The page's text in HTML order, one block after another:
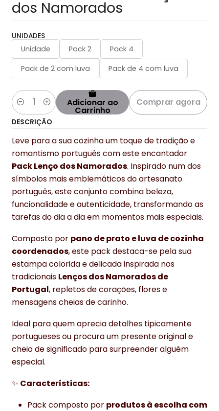
dos Namorados
UNIDADES
Unidade Pack 2
Pack 4
Pack de 2 com luva
Pack de 4 com luva
Quantidade Adicionar ao
Carrinho
Comprar agora
DESCRIÇÃO
Leve para a sua cozinha um toque de tradição e
romantismo português com este encantador
Pack Lenço dos Namorados. Inspirado num dos
símbolos mais emblemáticos do artesanato
português, este conjunto combina beleza,
funcionalidade e autenticidade, transformando as
tarefas do dia a dia em momentos mais especiais.
Composto por pano de prato e luva de cozinha
coordenados, este pack destaca-se pela sua
estampa colorida e delicada inspirada nos
tradicionais Lenços dos Namorados de
Portugal, repletos de corações, flores e
mensagens cheias de carinho.
Ideal para quem aprecia detalhes tipicamente
portugueses ou procura um presente original e
cheio de significado para surpreender alguém
especial.
✨ Características:
Pack composto por produtos à escolha com